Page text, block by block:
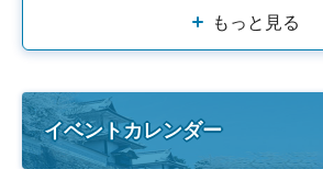
もっと見る
イベントカレンダー